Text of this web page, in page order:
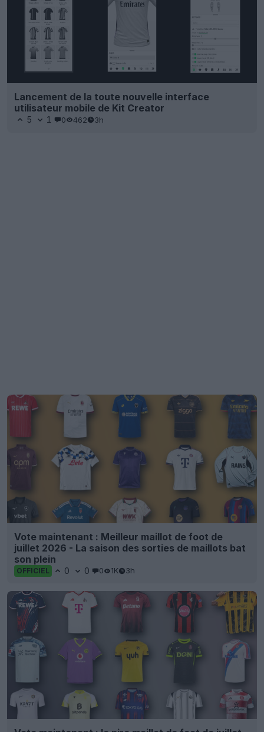
Lancement de la toute nouvelle interface
utilisateur mobile de Kit Creator
5 1 0 462 3h
Vote maintenant : Meilleur maillot de foot de
juillet 2026 - La saison des sorties de maillots bat
son plein
OFFICIEL 0 0 0 1K 3h